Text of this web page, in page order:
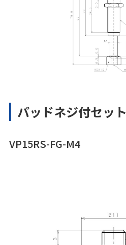
パッドネジ付セット
VP15RS-FG-M4